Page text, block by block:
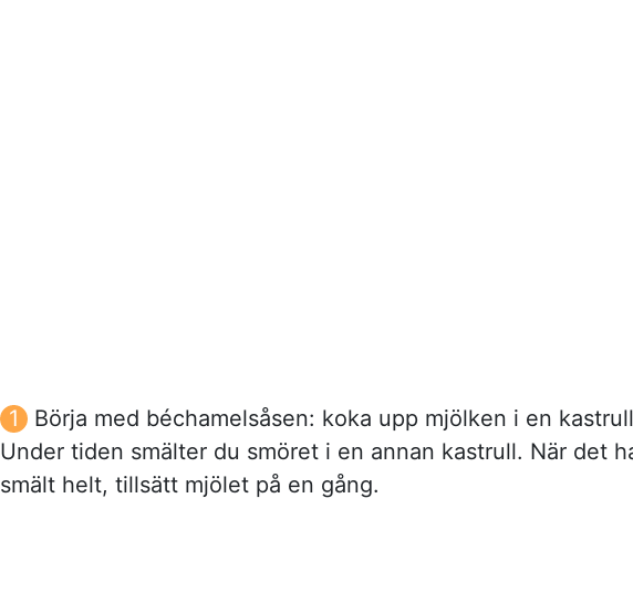
Börja med béchamelsåsen: koka upp mjölken i en
Under tiden smälter du smöret i en annan kastrull. När det
smält helt, tillsätt mjölet på en gång.